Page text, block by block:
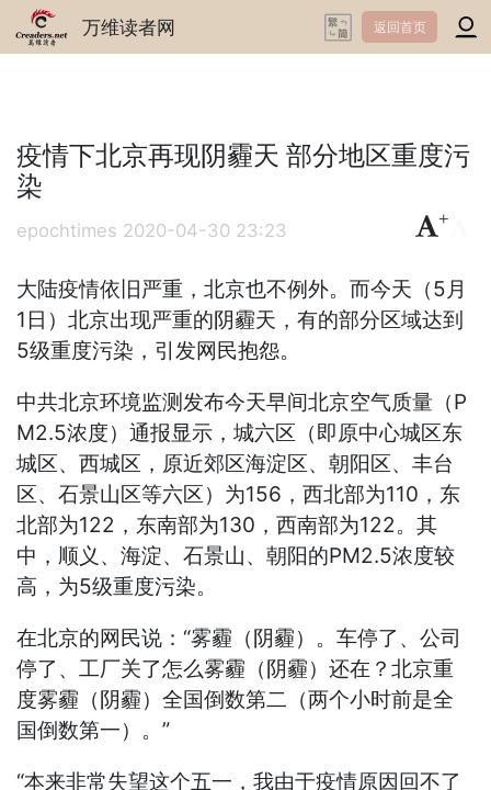
万维读者网 返回首页
疫情下北京再现阴霾天 部分地区重度污
染
epochtimes 2020-04-30 23:23
+
大陆疫情依旧严重，北京也不例外。而今天（5月
1日）北京出现严重的阴霾天，有的部分区域达到
5级重度污染，引发网民抱怨。
中共北京环境监测发布今天早间北京空气质量（P
M2.5浓度）通报显示，城六区（即原中心城区东
城区、西城区，原近郊区海淀区、朝阳区、丰台
区、石景山区等六区）为156，西北部为110，东
北部为122，东南部为130，西南部为122。其
中，顺义、海淀、石景山、朝阳的PM2.5浓度较
高，为5级重度污染。
在北京的网民说：“雾霾（阴霾）。车停了、公司
停了、工厂关了怎么雾霾（阴霾）还在？北京重
度雾霾（阴霾）全国倒数第二（两个小时前是全
国倒数第一）。”
“本来非常失望这个五一，我由于疫情原因回不了